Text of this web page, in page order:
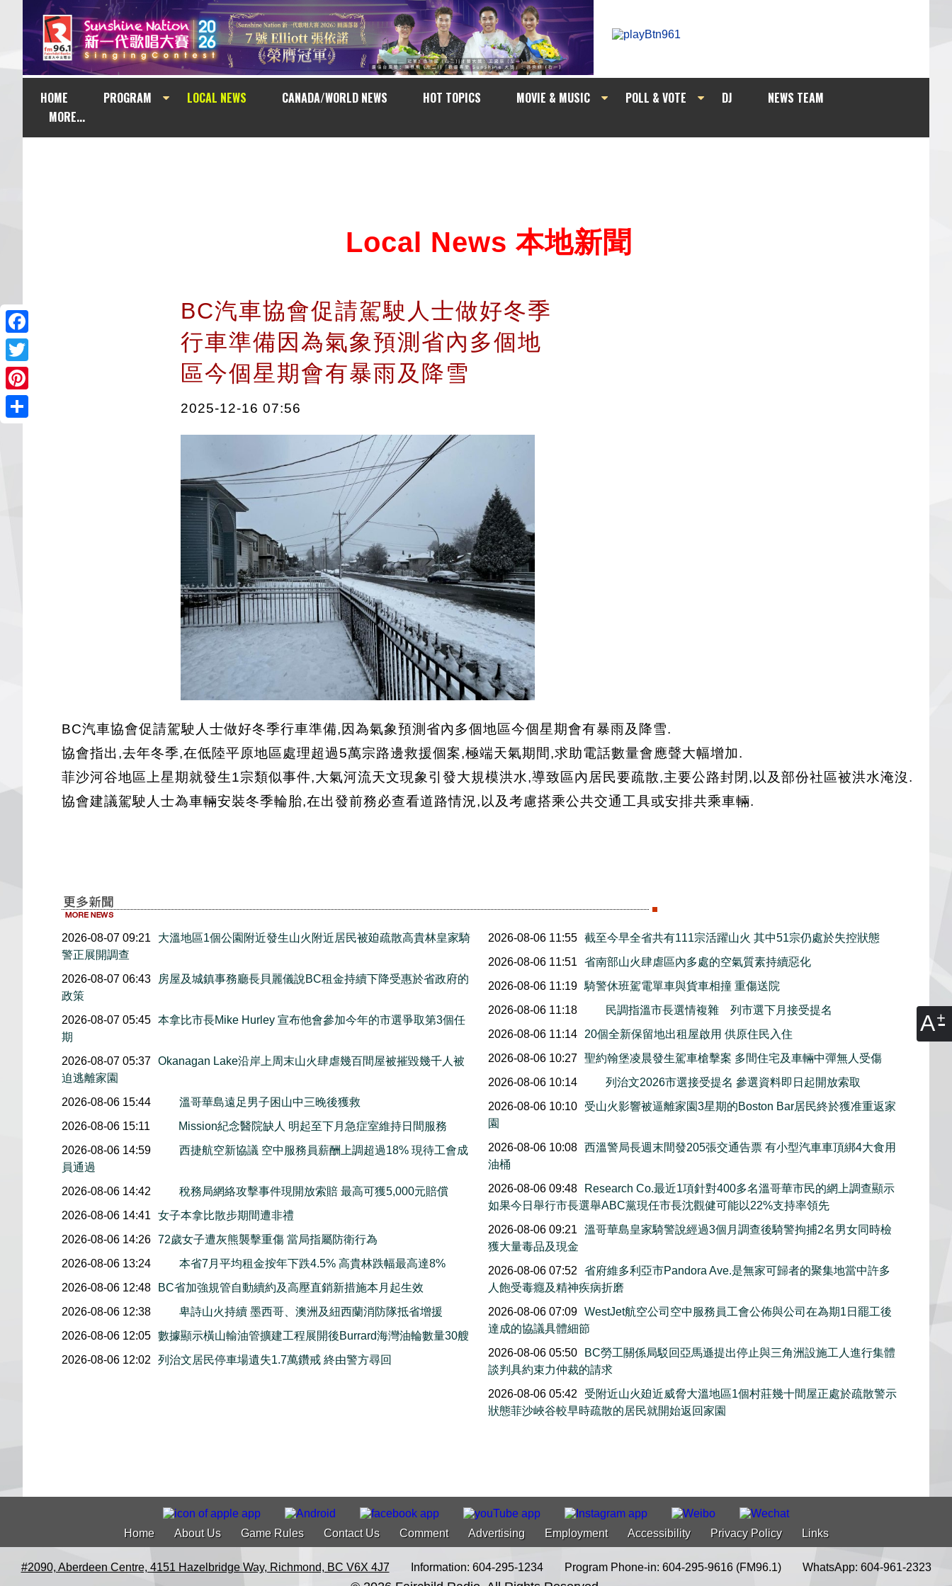
A
HOME PROGRAM LOCAL NEWS CANADA/WORLD NEWS HOT TOPICS MOVIE & MUSIC POLL & VOTE DJ
NEWS TEAM
MORE...
Facebook
Twitter
Pinterest
Local News 本地新聞
BC汽車協會促請駕駛人士做好冬季
行車準備因為氣象預測省內多個地
區今個星期會有暴雨及降雪
2025-12-16 07:56
BC汽車協會促請駕駛人士做好冬季行車準備,因為氣象預測省內多個地區今個星期會有暴雨及降雪.
協會指出,去年冬季,在低陸平原地區處理超過5萬宗路邊救援個案,極端天氣期間,求助電話數量會應聲大幅增加.
菲沙河谷地區上星期就發生1宗類似事件,大氣河流天文現象引發大規模洪水,導致區內居民要疏散,主要公路封閉,以及部份社區被洪水淹沒.
協會建議駕駛人士為車輛安裝冬季輪胎,在出發前務必查看道路情況,以及考慮搭乘公共交通工具或安排共乘車輛.
2026-08-07 09:21
大溫地區1個公園附近發生山火附近居民被廹疏散高貴林皇家騎
警正展開調查
2026-08-07 06:43
房屋及城鎮事務廳長貝麗儀說BC租金持續下降受惠於省政府的
政策
2026-08-07 05:45 本拿比市長Mike Hurley 宣布他會參加今年的市選爭取第3個任
期
2026-08-07 05:37 Okanagan Lake沿岸上周末山火肆虐幾百間屋被摧毀幾千人被
迫逃離家園
2026-08-06 15:44
溫哥華島遠足男子困山中三晚後獲救
2026-08-06 15:11
Mission紀念醫院缺人 明起至下月急症室維持日間服務
2026-08-06 14:59
西捷航空新協議 空中服務員薪酬上調超過18% 現待工會成
員通過
2026-08-06 14:42
稅務局網絡攻擊事件現開放索賠 最高可獲5,000元賠償
2026-08-06 14:41
女子本拿比散步期間遭非禮
2026-08-06 14:26 72歲女子遭灰熊襲擊重傷 當局指屬防衛行為
2026-08-06 13:24
本省7月平均租金按年下跌4.5% 高貴林跌幅最高達8%
2026-08-06 12:48
BC省加強規管自動續約及高壓直銷新措施本月起生效
2026-08-06 12:38
卑詩山火持續 墨西哥、澳洲及紐西蘭消防隊抵省增援
2026-08-06 12:05 數據顯示橫山輸油管擴建工程展開後Burrard海灣油輪數量30艘
2026-08-06 12:02
列治文居民停車場遺失1.7萬鑽戒 終由警方尋回
2026-08-06 11:55
截至今早全省共有111宗活躍山火 其中51宗仍處於失控狀態
2026-08-06 11:51
省南部山火肆虐區內多處的空氣質素持續惡化
2026-08-06 11:19
騎警休班駕電單車與貨車相撞 重傷送院
2026-08-06 11:18
民調指溫市長選情複雜 列市選下月接受提名
2026-08-06 11:14
20個全新保留地出租屋啟用 供原住民入住
2026-08-06 10:27
聖約翰堡凌晨發生駕車槍擊案 多間住宅及車輛中彈無人受傷
2026-08-06 10:14
列治文2026市選接受提名 參選資料即日起開放索取
2026-08-06 10:10
受山火影響被逼離家園3星期的Boston Bar居民終於獲准重返家
園
2026-08-06 10:08
西溫警局長週末間發205張交通告票 有小型汽車車頂綁4大食用
油桶
2026-08-06 09:48
Research Co.最近1項針對400多名溫哥華市民的網上調查顯示
如果今日舉行市長選舉ABC黨現任市長沈觀健可能以22%支持率領先
2026-08-06 09:21
溫哥華島皇家騎警說經過3個月調查後騎警拘捕2名男女同時檢
獲大量毒品及現金
2026-08-06 07:52
省府維多利亞市Pandora Ave.是無家可歸者的聚集地當中許多
人飽受毒癮及精神疾病折磨
2026-08-06 07:09
WestJet航空公司空中服務員工會公佈與公司在為期1日罷工後
達成的協議具體細節
2026-08-06 05:50
BC勞工關係局駁回亞馬遜提出停止與三角洲設施工人進行集體
談判具約束力仲裁的請求
2026-08-06 05:42
受附近山火廹近威脅大溫地區1個村莊幾十間屋正處於疏散警示
狀態菲沙峽谷較早時疏散的居民就開始返回家園
Home About Us Game Rules Contact Us Comment Advertising Employment Accessibility Privacy Policy Links
#2090, Aberdeen Centre, 4151 Hazelbridge Way, Richmond, BC V6X 4J7 Information: 604-295-1234 Program Phone-in: 604-295-9616 (FM96.1) WhatsApp: 604-961-2323